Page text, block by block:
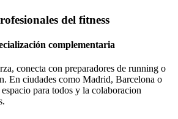
del fitness
complementaria
conecta con preparadores de running o
En ciudades como Madrid, Barcelona o
para todos y la colaboracion